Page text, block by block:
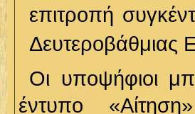
επιτροπή
Δευτεροβάθμιας
Οι υποψήφιοι
έντυπο